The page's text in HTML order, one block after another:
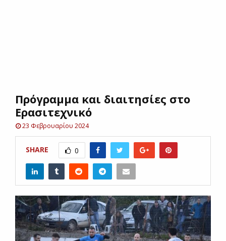
UΠρόγραμμα και διαιτησίες στο
Ερασιτεχνικό
23 Φεβρουαρίου 2024
SHARE 0